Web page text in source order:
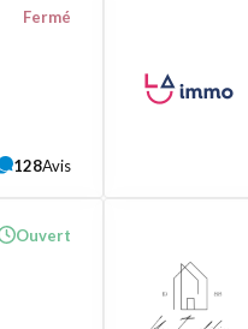
Fermé
128Avis
Ouvert